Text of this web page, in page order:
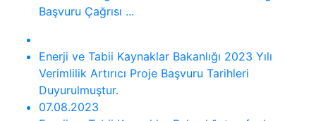
Başvuru Çağrısı ...
Enerji ve Tabii Kaynaklar Bakanlığı 2023 Yılı
Verimlilik Artırıcı Proje Başvuru Tarihleri
Duyurulmuştur.
07.08.2023